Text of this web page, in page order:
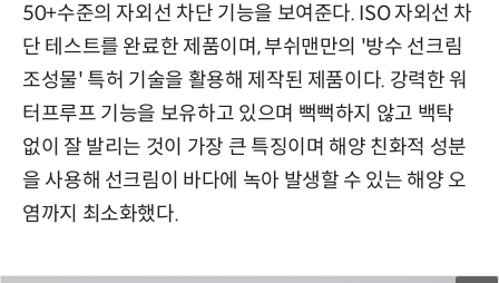
50+수준의 자외선 차단 기능을 보여준다. ISO 자외선 차
단 테스트를 완료한 제품이며, 부쉬맨만의 '방수 선크림
조성물' 특허 기술을 활용해 제작된 제품이다. 강력한 워
터프루프 기능을 보유하고 있으며 뻑뻑하지 않고 백탁
없이 잘 발리는 것이 가장 큰 특징이며 해양 친화적 성분
을 사용해 선크림이 바다에 녹아 발생할 수 있는 해양 오
염까지 최소화했다.